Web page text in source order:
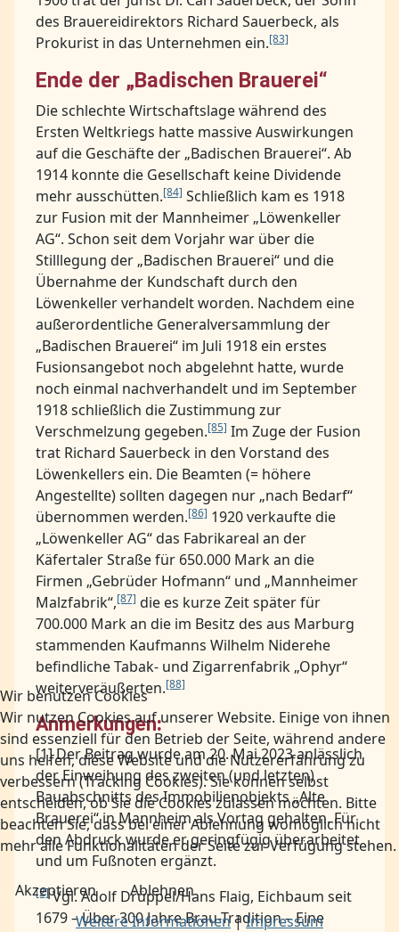
des Brauereidirektors Richard Sauerbeck, als
Prokurist in das Unternehmen ein.[83]
Ende der „Badischen Brauerei“
Die schlechte Wirtschaftslage während des
Ersten Weltkriegs hatte massive Auswirkungen
auf die Geschäfte der „Badischen Brauerei“. Ab
1914 konnte die Gesellschaft keine Dividende
mehr ausschütten.[84] Schließlich kam es 1918
zur Fusion mit der Mannheimer „Löwenkeller
AG“. Schon seit dem Vorjahr war über die
Stilllegung der „Badischen Brauerei“ und die
Übernahme der Kundschaft durch den
Löwenkeller verhandelt worden. Nachdem eine
außerordentliche Generalversammlung der
„Badischen Brauerei“ im Juli 1918 ein erstes
Fusionsangebot noch abgelehnt hatte, wurde
noch einmal nachverhandelt und im September
1918 schließlich die Zustimmung zur
Verschmelzung gegeben.[85] Im Zuge der Fusion
trat Richard Sauerbeck in den Vorstand des
Löwenkellers ein. Die Beamten (= höhere
Angestellte) sollten dagegen nur „nach Bedarf“
übernommen werden.[86] 1920 verkaufte die
„Löwenkeller AG“ das Fabrikareal an der
Käfertaler Straße für 650.000 Mark an die
Firmen „Gebrüder Hofmann“ und „Mannheimer
Malzfabrik“,[87] die es kurze Zeit später für
700.000 Mark an die im Besitz des aus Marburg
stammenden Kaufmanns Wilhelm Niderehe
befindliche Tabak- und Zigarrenfabrik „Ophyr“
weiterveräußerten.[88]
Anmerkungen:
[1] Der Beitrag wurde am 20. Mai 2023 anlässlich
der Einweihung des zweiten (und letzten)
Bauabschnitts des Immobilienobjekts „Alte
Brauerei“ in Mannheim als Vortag gehalten. Für
den Abdruck wurde er geringfügig überarbeitet
und um Fußnoten ergänzt.
[2]Vgl. Adolf Drüppel/Hans Flaig, Eichbaum seit
1679 – Über 300 Jahre Brau-Tradition – Eine
Wir benutzen Cookies
Wir nutzen Cookies auf unserer Website. Einige von ihnen
sind essenziell für den Betrieb der Seite, während andere
uns helfen, diese Website und die Nutzererfahrung zu
verbessern (Tracking Cookies). Sie können selbst
entscheiden, ob Sie die Cookies zulassen möchten. Bitte
beachten Sie, dass bei einer Ablehnung womöglich nicht
mehr alle Funktionalitäten der Seite zur Verfügung stehen.
Akzeptieren
Ablehnen
Weitere Informationen|Impressum